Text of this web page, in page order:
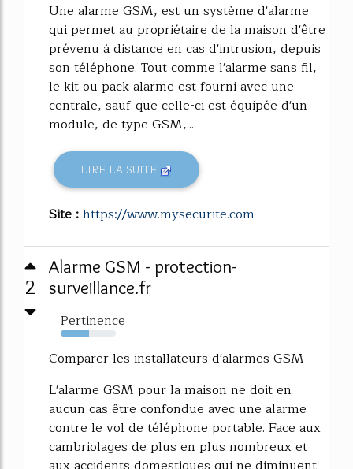
Une alarme GSM, est un système d'alarme
qui permet au propriétaire de la maison d'être
prévenu à distance en cas d'intrusion, depuis
son téléphone. Tout comme l'alarme sans fil,
le kit ou pack alarme est fourni avec une
centrale, sauf que celle-ci est équipée d'un
module, de type GSM,...
LIRE LA SUITE
Site :https://www.mysecurite.com
2
Alarme GSM - protection-
surveillance.fr
Pertinence
52%
Comparer les installateurs d'alarmes GSM
L'alarme GSM pour la maison ne doit en
aucun cas être confondue avec une alarme
contre le vol de téléphone portable. Face aux
cambriolages de plus en plus nombreux et